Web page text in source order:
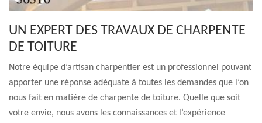
UN EXPERT DES TRAVAUX DE CHARPENTE
DE TOITURE
Notre équipe d’artisan charpentier est un professionnel pouvant
apporter une réponse adéquate à toutes les demandes que l’on
nous fait en matière de charpente de toiture. Quelle que soit
votre envie, nous avons les connaissances et l’expérience